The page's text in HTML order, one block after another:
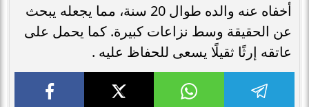
أخفاه عنه والده طوال 20 سنة، مما يجعله يبحث
عن الحقيقة وسط نزاعات كبيرة. كما يحمل على
عاتقه إرثًا ثقيلًا يسعى للحفاظ عليه .